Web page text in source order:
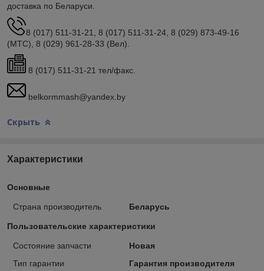
доставка по Беларуси.
8 (017) 511-31-21, 8 (017) 511-31-24, 8 (029) 873-49-16
(МТС), 8 (029) 961-28-33 (Вел).
8 (017) 511-31-21 тел/факс.
belkormmash@yandex.by
Скрыть
Характеристики
Основные
Страна производитель Беларусь
Пользовательские характеристики
Состояние запчасти
Новая
Тип гарантии
Гарантия производителя